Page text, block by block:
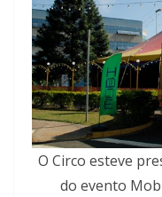
O Circo esteve
do evento